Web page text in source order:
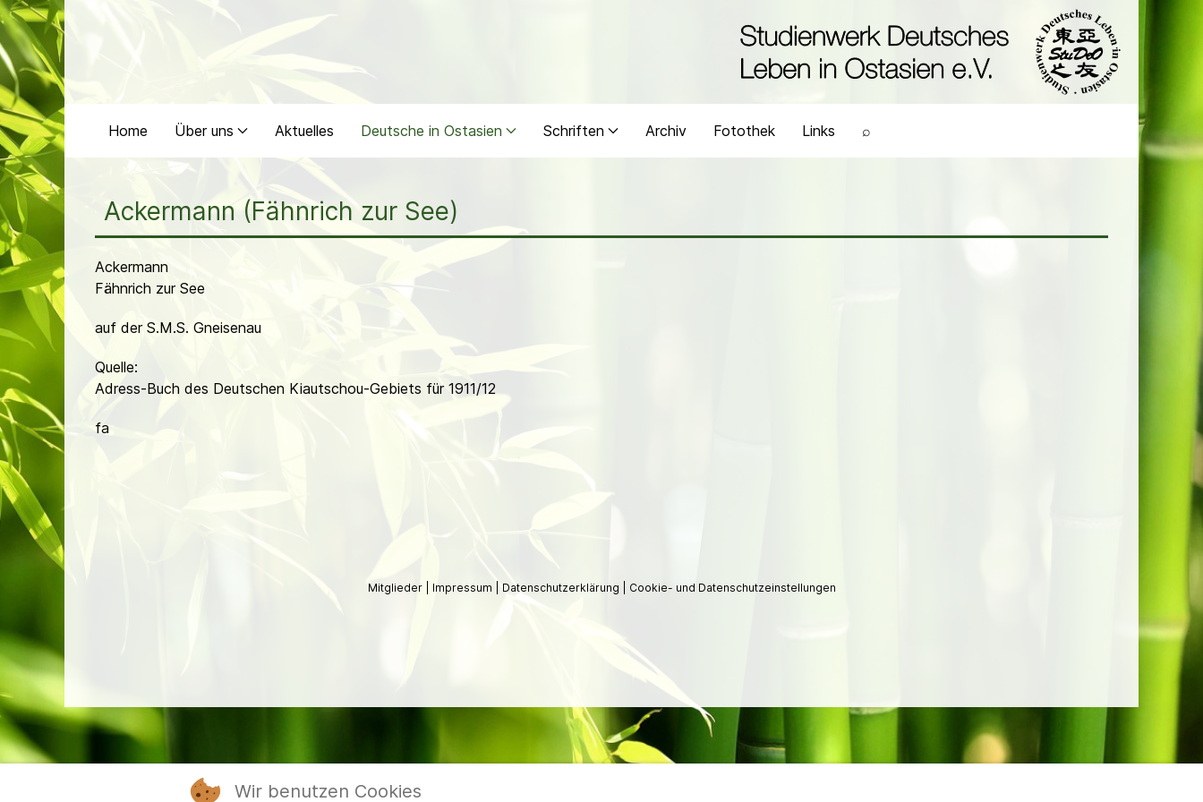
Home Über uns Aktuelles Deutsche in Ostasien Schriften Archiv Fotothek Links ⌕
Ackermann (Fähnrich zur See)
Ackermann
Fähnrich zur See
auf der S.M.S. Gneisenau
Quelle:
Adress-Buch des Deutschen Kiautschou-Gebiets für 1911/12
fa
Mitglieder Impressum Datenschutzerklärung Cookie- und Datenschutzeinstellungen
Wir benutzen Cookies